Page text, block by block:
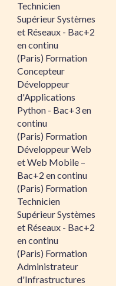
Technicien
Supérieur Systèmes
et Réseaux - Bac+2
en continu
(Paris) Formation
Concepteur
Développeur
d'Applications
Python - Bac+3 en
continu
(Paris) Formation
Développeur Web
et Web Mobile –
Bac+2 en continu
(Paris) Formation
Technicien
Supérieur Systèmes
et Réseaux - Bac+2
en continu
(Paris) Formation
Administrateur
d'Infrastructures